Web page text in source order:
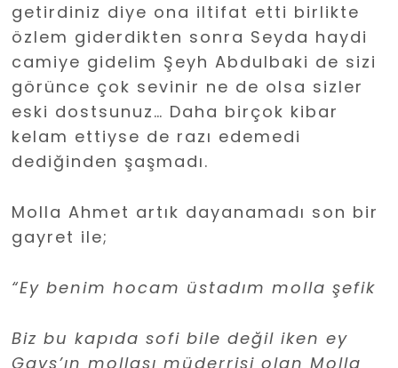
getirdiniz diye ona iltifat etti birlikte
özlem giderdikten sonra Seyda haydi
camiye gidelim Şeyh Abdulbaki de sizi
görünce çok sevinir ne de olsa sizler
eski dostsunuz… Daha birçok kibar
kelam ettiyse de razı edemedi
dediğinden şaşmadı.
Molla Ahmet artık dayanamadı son bir
gayret ile;
“Ey benim hocam üstadım molla şefik
Biz bu kapıda sofi bile değil iken ey
Gavs’ın mollası müderrisi olan Molla